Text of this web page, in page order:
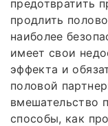
предотвратить
продлить
наиболее
имеет свои
эффекта и
половой
вмешательство
способы, как